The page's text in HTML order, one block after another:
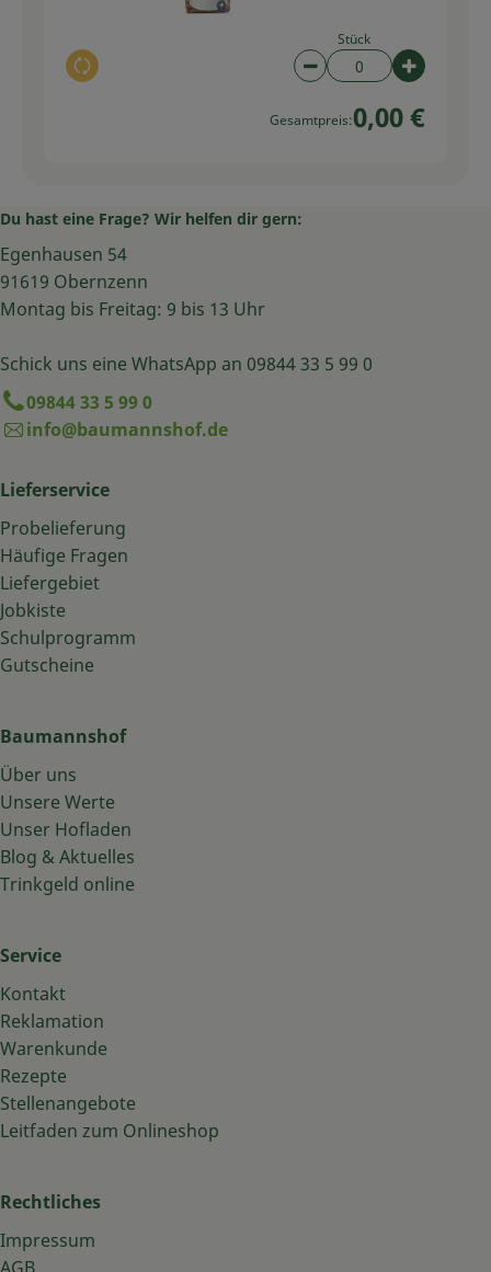
Auswahl ändern
Stück
Artikelanzahl
Gesamtpreis:0,00 €
Du hast eine Frage? Wir helfen dir gern:
Egenhausen 54
91619 Obernzenn
Montag bis Freitag: 9 bis 13 Uhr
Schick uns eine WhatsApp an 09844 33 5 99 0
09844 33 5 99 0
info@baumannshof.de
Lieferservice
Probelieferung
Häufige Fragen
Liefergebiet
Jobkiste
Schulprogramm
Gutscheine
Baumannshof
Über uns
Unsere Werte
Unser Hofladen
Blog & Aktuelles
Trinkgeld online
Service
Kontakt
Reklamation
Warenkunde
Rezepte
Stellenangebote
Leitfaden zum Onlineshop
Rechtliches
Impressum